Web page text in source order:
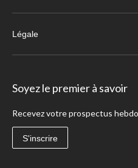
Légale
Soyez le premier à savoir
Recevez votre prospectus
S'inscrire